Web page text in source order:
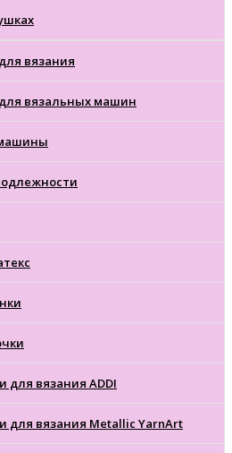
вязания
вязальных машин
для вязания ADDI
для вязания Metallic YarnArt